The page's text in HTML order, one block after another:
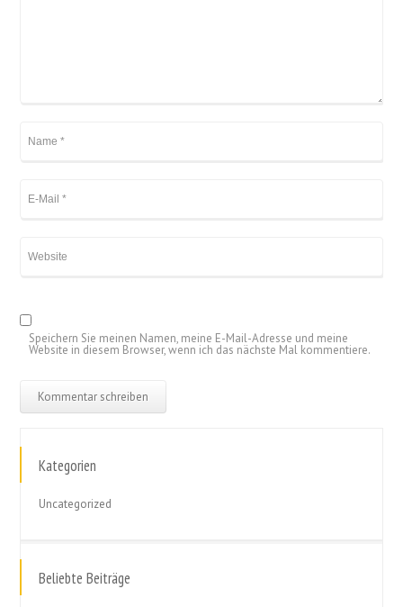
Speichern Sie meinen Namen, meine E-Mail-Adresse und meine
Website in diesem Browser, wenn ich das nächste Mal kommentiere.
Kategorien
Uncategorized
Beliebte Beiträge